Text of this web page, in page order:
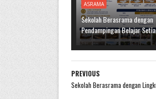
ASRAMA
Sekolah Berasrama dengan
Pendampingan Belajar
PREVIOUS
Sekolah Berasrama dengan